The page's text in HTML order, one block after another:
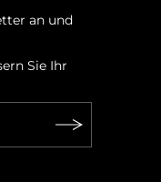
an und
Sie Ihr